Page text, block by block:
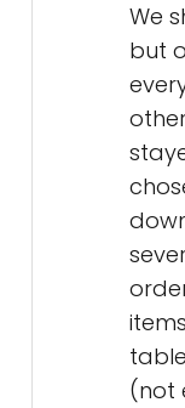
We
but
(not